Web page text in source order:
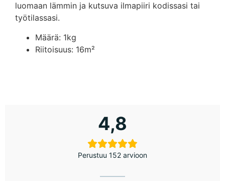
4,8
Perustuu 152 arvioon
luomaan lämmin ja kutsuva ilmapiiri kodissasi tai
työtilassasi.
Määrä: 1kg
Riitoisuus: 16m²